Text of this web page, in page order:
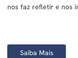
nos faz refletir e nos
Saiba Mais